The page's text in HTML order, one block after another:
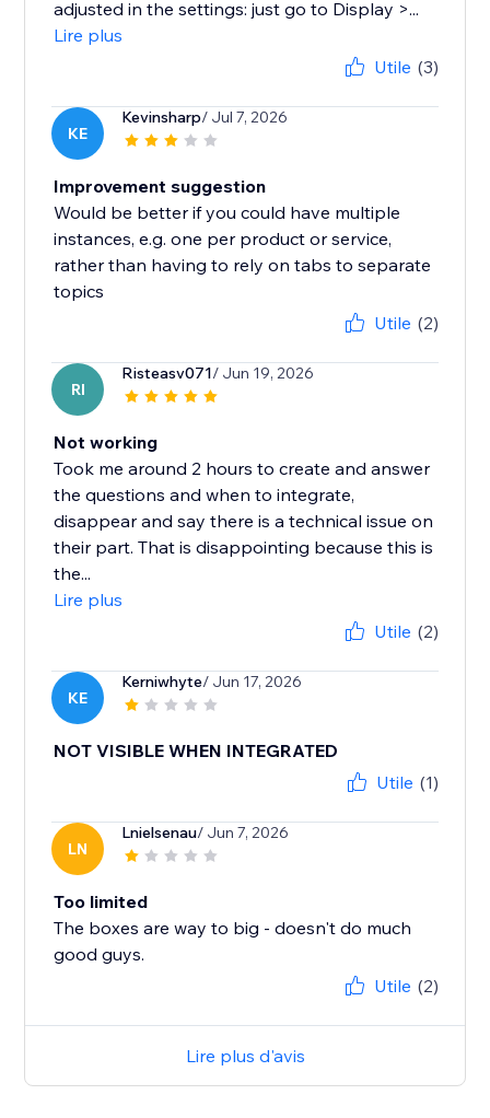
adjusted in the settings: just go to Display >...
Lire plus
Utile (3)
KE
Kevinsharp/ Jul 7, 2026
Improvement suggestion
Would be better if you could have multiple
instances, e.g. one per product or service,
rather than having to rely on tabs to separate
topics
Utile (2)
RI
Risteasv071/ Jun 19, 2026
Not working
Took me around 2 hours to create and answer
the questions and when to integrate,
disappear and say there is a technical issue on
their part. That is disappointing because this is
the...
Lire plus
Utile (2)
KE
Kerniwhyte/ Jun 17, 2026
NOT VISIBLE WHEN INTEGRATED
Utile (1)
LN
Lnielsenau/ Jun 7, 2026
Too limited
The boxes are way to big - doesn't do much
good guys.
Utile (2)
Lire plus d'avis